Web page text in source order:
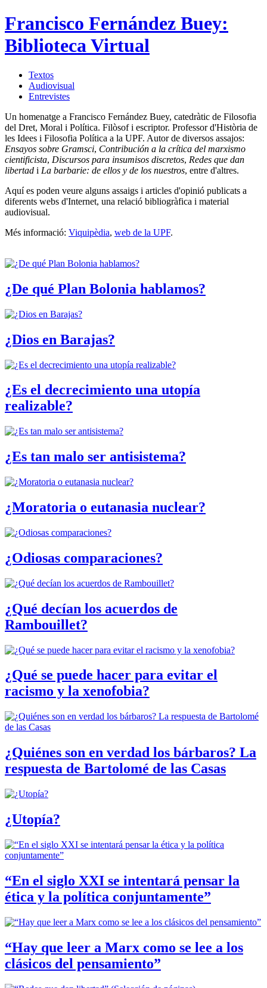
Francisco Fernández Buey:
Biblioteca Virtual
Textos
Audiovisual
Entrevistes
Un homenatge a Francisco Fernández Buey, catedràtic de Filosofia
del Dret, Moral i Política. Filòsof i escriptor. Professor d'Història de
les Idees i Filosofia Política a la UPF. Autor de diversos assajos:
Ensayos sobre Gramsci, Contribución a la crítica del marxismo
cientificista, Discursos para insumisos discretos, Redes que dan
libertad i La barbarie: de ellos y de los nuestros, entre d'altres.
Aquí es poden veure alguns assaigs i articles d'opinió publicats a
diferents webs d'Internet, una relació bibliogràfica i material
audiovisual.
Més informació: Viquipèdia, web de la UPF.
¿De qué Plan Bolonia hablamos?
¿Dios en Barajas?
¿Es el decrecimiento una utopía
realizable?
¿Es tan malo ser antisistema?
¿Moratoria o eutanasia nuclear?
¿Odiosas comparaciones?
¿Qué decían los acuerdos de
Rambouillet?
¿Qué se puede hacer para evitar el
racismo y la xenofobia?
¿Quiénes son en verdad los bárbaros? La
respuesta de Bartolomé de las Casas
¿Utopía?
“En el siglo XXI se intentará pensar la
ética y la política conjuntamente”
“Hay que leer a Marx como se lee a los
clásicos del pensamiento”